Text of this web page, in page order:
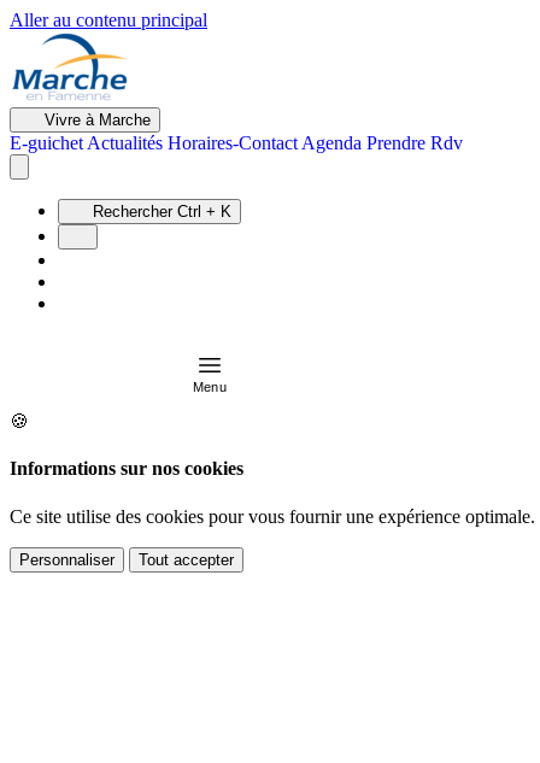
Aller au contenu principal
Vivre à Marche
E-guichet Actualités Horaires-Contact Agenda Prendre Rdv
Rechercher Ctrl + K
Menu
🍪
Informations sur nos cookies
Ce site utilise des cookies pour vous fournir une expérience optimale.
Personnaliser Tout accepter